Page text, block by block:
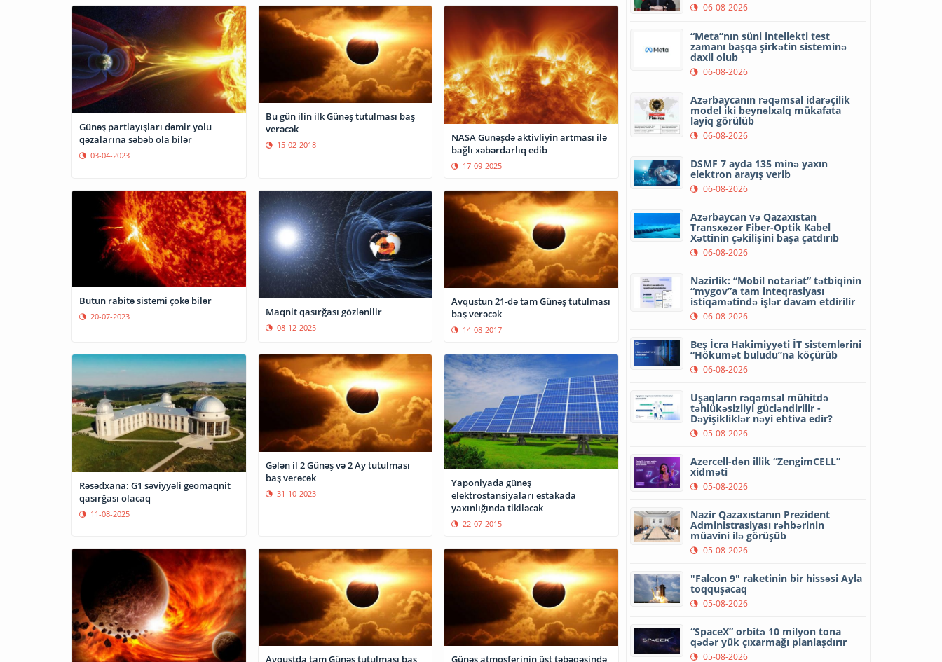
Günəş partlayışları dəmir yolu
qəzalarına səbəb ola bilər
03-04-2023
Bu gün ilin ilk Günəş tutulması baş
verəcək
15-02-2018
NASA Günəşdə aktivliyin artması ilə
bağlı xəbərdarlıq edib
17-09-2025
Bütün rabitə sistemi çökə bilər
20-07-2023 Maqnit qasırğası gözlənilir
08-12-2025
Avqustun 21-də tam Günəş tutulması
baş verəcək
14-08-2017
Rəsədxana: G1 səviyyəli geomaqnit
qasırğası olacaq
11-08-2025
Gələn il 2 Günəş və 2 Ay tutulması
baş verəcək
31-10-2023
Yaponiyada günəş
elektrostansiyaları estakada
yaxınlığında tikiləcək
22-07-2015
Avqustda tam Günəş tutulması baş
Günəş atmosferinin üst təbəqəsində
06-08-2026
“Meta”nın süni intellekti test
zamanı başqa şirkətin sisteminə
daxil olub
06-08-2026
Azərbaycanın rəqəmsal idarəçilik
model iki beynəlxalq mükafata
layiq görülüb
06-08-2026
DSMF 7 ayda 135 minə yaxın
elektron arayış verib
06-08-2026
Azərbaycan və Qazaxıstan
Transxəzər Fiber-Optik Kabel
Xəttinin çəkilişini başa çatdırıb
06-08-2026
Nazirlik: “Mobil notariat” tətbiqinin
“mygov”a tam inteqrasiyası
istiqamətində işlər davam etdirilir
06-08-2026
Beş İcra Hakimiyyəti İT sistemlərini
“Hökumət buludu”na köçürüb
06-08-2026
Uşaqların rəqəmsal mühitdə
təhlükəsizliyi gücləndirilir -
Dəyişikliklər nəyi ehtiva edir?
05-08-2026
Azercell-dən illik “ZengimCELL”
xidməti
05-08-2026
Nazir Qazaxıstanın Prezident
Administrasiyası rəhbərinin
müavini ilə görüşüb
05-08-2026
"Falcon 9" raketinin bir hissəsi Ayla
toqquşacaq
05-08-2026
“SpaceX” orbitə 10 milyon tona
qədər yük çıxarmağı planlaşdırır
05-08-2026